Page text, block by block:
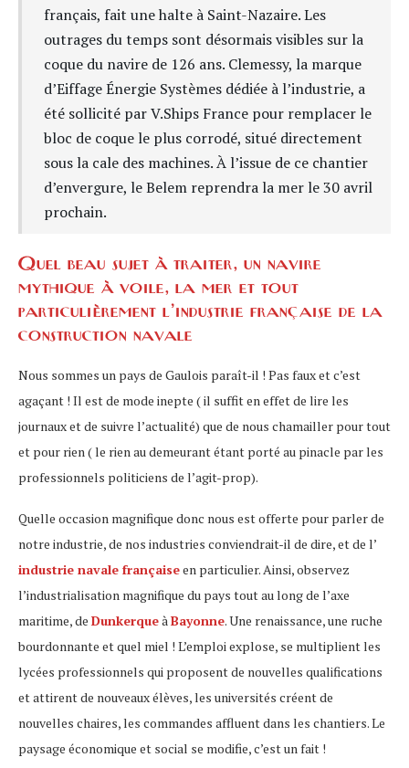
français, fait une halte à Saint-Nazaire. Les
outrages du temps sont désormais visibles sur la
coque du navire de 126 ans. Clemessy, la marque
d’Eiffage Énergie Systèmes dédiée à l’industrie, a
été sollicité par V.Ships France pour remplacer le
bloc de coque le plus corrodé, situé directement
sous la cale des machines. À l’issue de ce chantier
d’envergure, le Belem reprendra la mer le 30 avril
prochain.
Quel beau sujet à traiter, un navire
mythique à voile, la mer et tout
particulièrement l’industrie française de la
construction navale
Nous sommes un pays de Gaulois paraît-il ! Pas faux et c’est
agaçant ! Il est de mode inepte ( il suffit en effet de lire les
journaux et de suivre l’actualité) que de nous chamailler pour tout
et pour rien ( le rien au demeurant étant porté au pinacle par les
professionnels politiciens de l’agit-prop).
Quelle occasion magnifique donc nous est offerte pour parler de
notre industrie, de nos industries conviendrait-il de dire, et de l’
industrie navale françaiseen particulier. Ainsi, observez
l’industrialisation magnifique du pays tout au long de l’axe
maritime, de Dunkerqueà Bayonne. Une renaissance, une ruche
bourdonnante et quel miel ! L’emploi explose, se multiplient les
lycées professionnels qui proposent de nouvelles qualifications
et attirent de nouveaux élèves, les universités créent de
nouvelles chaires, les commandes affluent dans les chantiers. Le
paysage économique et social se modifie, c’est un fait !